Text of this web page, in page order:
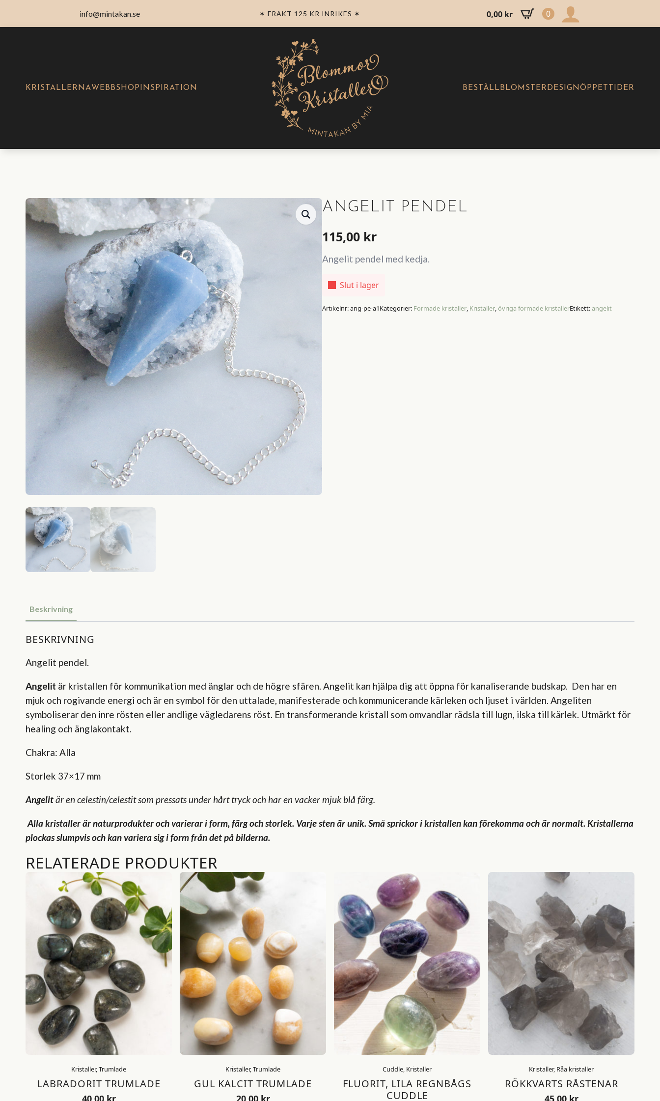
info@mintakan.se ✶ FRAKT 125 KR INRIKES ✶ 0,00 kr 0
KRISTALLERNAWEBBSHOP INSPIRATION BESTÄLL BLOMSTERDESIGNÖPPETTIDER
ANGELIT PENDEL
115,00 kr
Angelit pendel med kedja.
Slut i lager
Artikelnr:ang-pe-a1Kategorier: Formade kristaller, Kristaller,övriga formade kristallerEtikett:angelit
Beskrivning
BESKRIVNING
Angelit pendel.
Angelit är kristallen för kommunikation med änglar och de högre sfären. Angelit kan hjälpa dig att öppna för kanaliserande budskap. Den har en
mjuk och rogivande energi och är en symbol för den uttalade, manifesterade och kommunicerande kärleken och ljuset i världen. Angeliten
symboliserar den inre rösten eller andlige vägledarens röst. En transformerande kristall som omvandlar rädsla till lugn, ilska till kärlek. Utmärkt för
healing och änglakontakt.
Chakra: Alla
Storlek 37×17 mm
Angelitär en celestin/celestit som pressats under hårt tryck och har en vacker mjuk blå färg.
Alla kristaller är naturprodukter och varierar i form, färg och storlek. Varje sten är unik. Små sprickor i kristallen kan förekomma och är normalt. Kristallerna
plockas slumpvis och kan variera sig i form från det på bilderna.
RELATERADE PRODUKTER
Kristaller, Trumlade
LABRADORIT TRUMLADE
Kristaller, Trumlade
GUL KALCIT TRUMLADE
Cuddle, Kristaller
FLUORIT, LILA REGNBÅGS
CUDDLE
Kristaller, Råa kristaller
RÖKKVARTS RÅSTENAR